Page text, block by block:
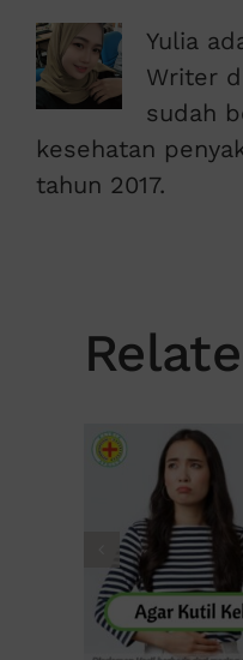
Yulia
Writer
sudah
kesehatan
tahun 2017.